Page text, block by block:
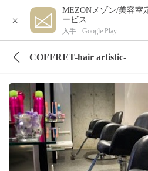
×
MEZONメゾン/美容室
ービス
入手 - Google Play
COFFRET-hair artistic-